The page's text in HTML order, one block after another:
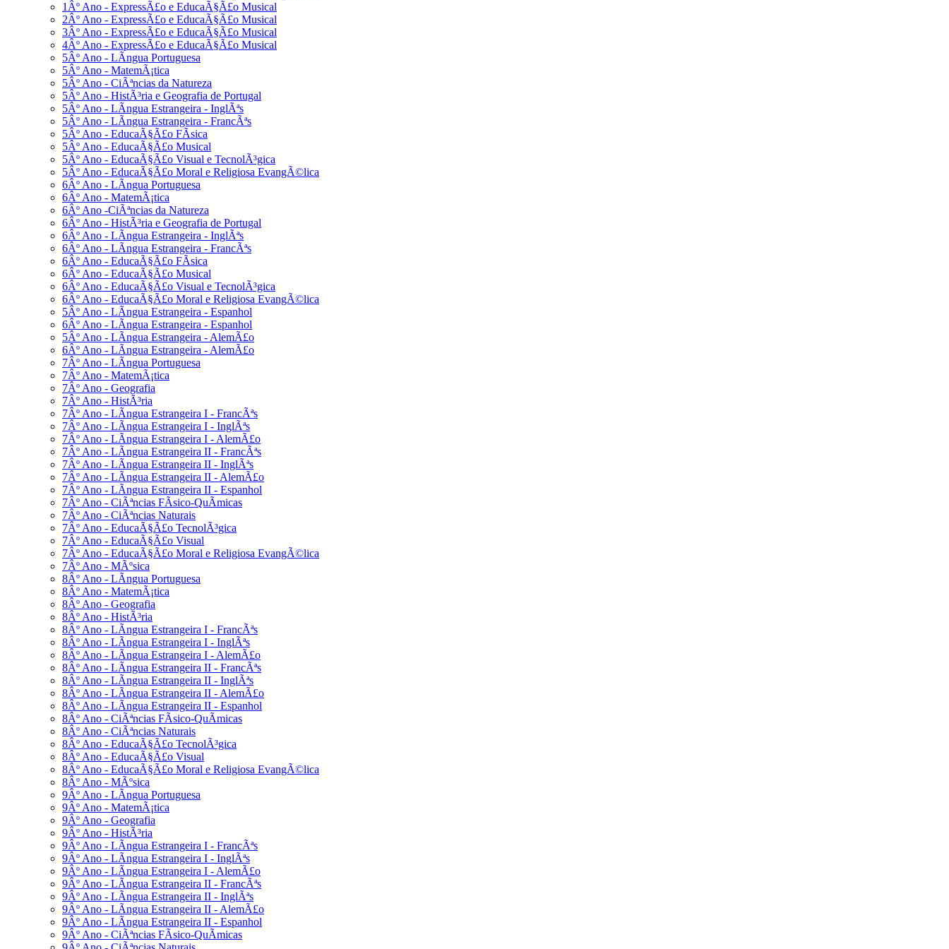
1Âº Ano - ExpressÃ£o e EducaÃ§Ã£o Musical
2Âº Ano - ExpressÃ£o e EducaÃ§Ã£o Musical
3Âº Ano - ExpressÃ£o e EducaÃ§Ã£o Musical
4Âº Ano - ExpressÃ£o e EducaÃ§Ã£o Musical
5Âº Ano - LÃ­ngua Portuguesa
5Âº Ano - MatemÃ¡tica
5Âº Ano - CiÃªncias da Natureza
5Âº Ano - HistÃ³ria e Geografia de Portugal
5Âº Ano - LÃ­ngua Estrangeira - InglÃªs
5Âº Ano - LÃ­ngua Estrangeira - FrancÃªs
5Âº Ano - EducaÃ§Ã£o FÃ­sica
5Âº Ano - EducaÃ§Ã£o Musical
5Âº Ano - EducaÃ§Ã£o Visual e TecnolÃ³gica
5Âº Ano - EducaÃ§Ã£o Moral e Religiosa EvangÃ©lica
6Âº Ano - LÃ­ngua Portuguesa
6Âº Ano - MatemÃ¡tica
6Âº Ano -CiÃªncias da Natureza
6Âº Ano - HistÃ³ria e Geografia de Portugal
6Âº Ano - LÃ­ngua Estrangeira - InglÃªs
6Âº Ano - LÃ­ngua Estrangeira - FrancÃªs
6Âº Ano - EducaÃ§Ã£o FÃ­sica
6Âº Ano - EducaÃ§Ã£o Musical
6Âº Ano - EducaÃ§Ã£o Visual e TecnolÃ³gica
6Âº Ano - EducaÃ§Ã£o Moral e Religiosa EvangÃ©lica
5Âº Ano - LÃ­ngua Estrangeira - Espanhol
6Âº Ano - LÃ­ngua Estrangeira - Espanhol
5Âº Ano - LÃ­ngua Estrangeira - AlemÃ£o
6Âº Ano - LÃ­ngua Estrangeira - AlemÃ£o
7Âº Ano - LÃ­ngua Portuguesa
7Âº Ano - MatemÃ¡tica
7Âº Ano - Geografia
7Âº Ano - HistÃ³ria
7Âº Ano - LÃ­ngua Estrangeira I - FrancÃªs
7Âº Ano - LÃ­ngua Estrangeira I - InglÃªs
7Âº Ano - LÃ­ngua Estrangeira I - AlemÃ£o
7Âº Ano - LÃ­ngua Estrangeira II - FrancÃªs
7Âº Ano - LÃ­ngua Estrangeira II - InglÃªs
7Âº Ano - LÃ­ngua Estrangeira II - AlemÃ£o
7Âº Ano - LÃ­ngua Estrangeira II - Espanhol
7Âº Ano - CiÃªncias FÃ­sico-QuÃ­micas
7Âº Ano - CiÃªncias Naturais
7Âº Ano - EducaÃ§Ã£o TecnolÃ³gica
7Âº Ano - EducaÃ§Ã£o Visual
7Âº Ano - EducaÃ§Ã£o Moral e Religiosa EvangÃ©lica
7Âº Ano - MÃºsica
8Âº Ano - LÃ­ngua Portuguesa
8Âº Ano - MatemÃ¡tica
8Âº Ano - Geografia
8Âº Ano - HistÃ³ria
8Âº Ano - LÃ­ngua Estrangeira I - FrancÃªs
8Âº Ano - LÃ­ngua Estrangeira I - InglÃªs
8Âº Ano - LÃ­ngua Estrangeira I - AlemÃ£o
8Âº Ano - LÃ­ngua Estrangeira II - FrancÃªs
8Âº Ano - LÃ­ngua Estrangeira II - InglÃªs
8Âº Ano - LÃ­ngua Estrangeira II - AlemÃ£o
8Âº Ano - LÃ­ngua Estrangeira II - Espanhol
8Âº Ano - CiÃªncias FÃ­sico-QuÃ­micas
8Âº Ano - CiÃªncias Naturais
8Âº Ano - EducaÃ§Ã£o TecnolÃ³gica
8Âº Ano - EducaÃ§Ã£o Visual
8Âº Ano - EducaÃ§Ã£o Moral e Religiosa EvangÃ©lica
8Âº Ano - MÃºsica
9Âº Ano - LÃ­ngua Portuguesa
9Âº Ano - MatemÃ¡tica
9Âº Ano - Geografia
9Âº Ano - HistÃ³ria
9Âº Ano - LÃ­ngua Estrangeira I - FrancÃªs
9Âº Ano - LÃ­ngua Estrangeira I - InglÃªs
9Âº Ano - LÃ­ngua Estrangeira I - AlemÃ£o
9Âº Ano - LÃ­ngua Estrangeira II - FrancÃªs
9Âº Ano - LÃ­ngua Estrangeira II - InglÃªs
9Âº Ano - LÃ­ngua Estrangeira II - AlemÃ£o
9Âº Ano - LÃ­ngua Estrangeira II - Espanhol
9Âº Ano - CiÃªncias FÃ­sico-QuÃ­micas